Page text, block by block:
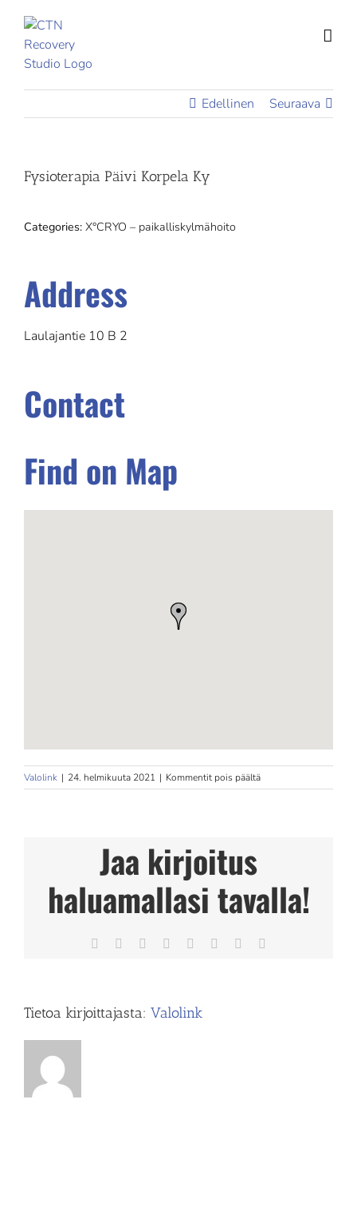
content
Edellinen Seuraava
Fysioterapia Päivi Korpela Ky
Categories: X°CRYO – paikalliskylmähoito
Address
Laulajantie 10 B 2
Contact
Find on Map
Valolink | 24. helmikuuta 2021 | Kommentit pois päältäartikkelissa
Fysioterapia
Jaa kirjoitus
haluamallasi tavalla!
Facebook Reddit LinkedIn
TumblrPinterest
Tietoa kirjoittajasta: Valolink